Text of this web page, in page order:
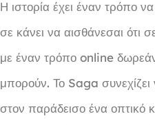
Η ιστορία έχει έναν τρόπο
σε κάνει να αισθάνεσαι ότι
με έναν τρόπο online
μπορούν. Το Saga
στον παράδεισο ένα οπτικό